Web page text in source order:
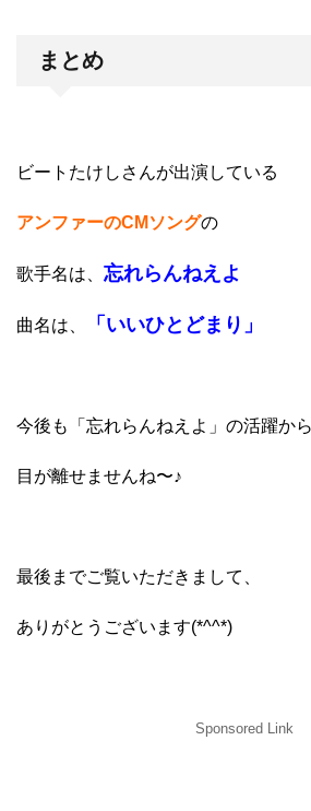
まとめ
ビートたけしさんが出演している
アンファーのCM ソングの
歌手名は、 忘れらんねえよ
曲名は、 「いいひとどまり」
今後も「忘れらんねえよ」の活躍から
目が離せませんね〜♪
最後までご覧いただきまして、
ありがとうございます(*^^*)
Sponsored Link